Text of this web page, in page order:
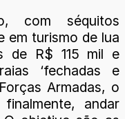
com séquitos
em turismo de lua
de R$ 115 mil e
‘fechadas e
Armadas, o
finalmente, andar